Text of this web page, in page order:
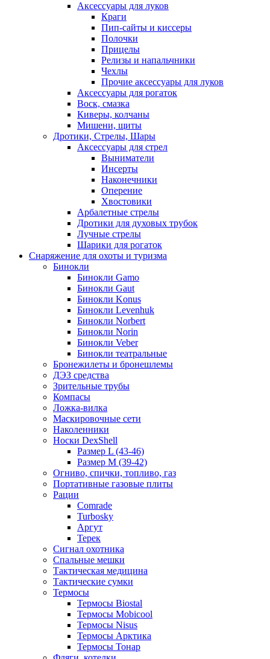
Аксессуары для луков
Краги
Пип-сайты и киссеры
Полочки
Прицелы
Релизы и напальчники
Чехлы
Прочие аксессуары для луков
Аксессуары для рогаток
Воск, смазка
Киверы, колчаны
Мишени, щиты
Дротики, Стрелы, Шары
Аксессуары для стрел
Выниматели
Инсерты
Наконечники
Оперение
Хвостовики
Арбалетные стрелы
Дротики для духовых трубок
Лучные стрелы
Шарики для рогаток
Снаряжение для охоты и туризма
Бинокли
Бинокли Gamo
Бинокли Gaut
Бинокли Konus
Бинокли Levenhuk
Бинокли Norbert
Бинокли Norin
Бинокли Veber
Бинокли театральные
Бронежилеты и бронешлемы
ДЭЗ средства
Зрительные трубы
Компасы
Ложка-вилка
Маскировочные сети
Наколенники
Носки DexShell
Размер L (43-46)
Размер M (39-42)
Огниво, спички, топливо, газ
Портативные газовые плиты
Рации
Comrade
Turbosky
Аргут
Терек
Сигнал охотника
Спальные мешки
Тактическая медицина
Тактические сумки
Термосы
Термосы Biostal
Термосы Mobicool
Термосы Nisus
Термосы Арктика
Термосы Тонар